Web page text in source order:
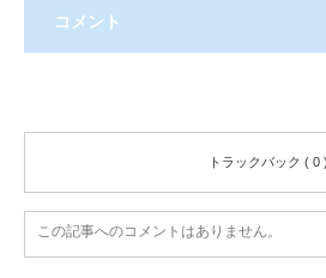
コメント
トラックバック ( 0 )
この記事へのコメントはありません。